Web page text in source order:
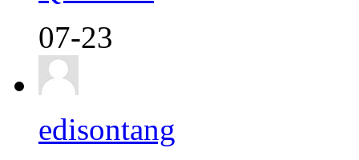
07-23
edisontang